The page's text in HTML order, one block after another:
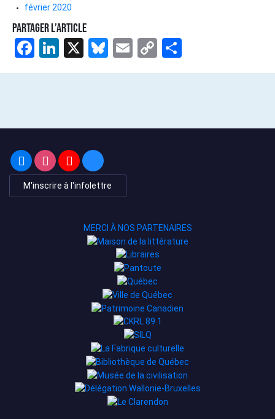
février 2020
Partager l’article
Facebook
LinkedIn
X Bluesky
Email
Copy
Link
M'inscrire à l'infolettre
MERCI À NOS PARTENAIRES